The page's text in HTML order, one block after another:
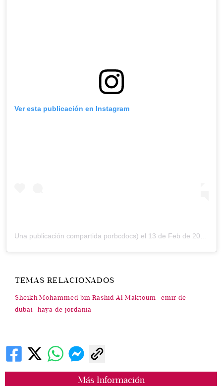
Más Información
Ver esta publicación en Instagram
Una publicación compartida porbcdocs) el 13 de Feb de 2019 a las 1:02 PST
TEMAS RELACIONADOS
Sheikh Mohammed bin Rashid Al Maktoum
emir de
dubai
haya de jordania